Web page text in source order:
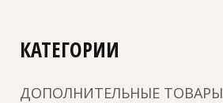
КАТЕГОРИИ
ДОПОЛНИТЕЛЬНЫЕ ТОВАРЫ